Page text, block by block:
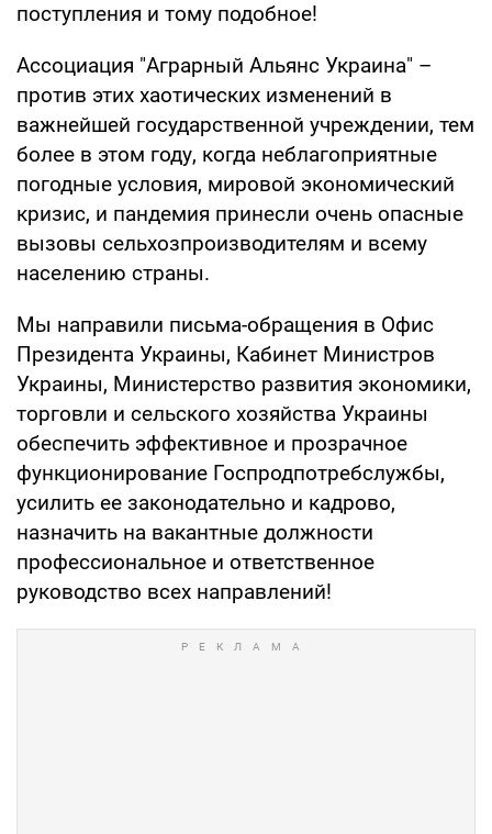
поступления и тому подобное!
Ассоциация "Аграрный Альянс Украина" –
против этих хаотических изменений в
важнейшей государственной учреждении, тем
более в этом году, когда неблагоприятные
погодные условия, мировой экономический
кризис, и пандемия принесли очень опасные
вызовы сельхозпроизводителям и всему
населению страны.
Мы направили письма-обращения в Офис
Президента Украины, Кабинет Министров
Украины, Министерство развития экономики,
торговли и сельского хозяйства Украины
обеспечить эффективное и прозрачное
функционирование Госпродпотребслужбы,
усилить ее законодательно и кадрово,
назначить на вакантные должности
профессиональное и ответственное
руководство всех направлений!